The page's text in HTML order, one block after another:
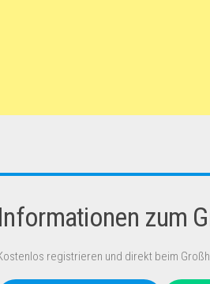
Informationen zum
registrieren und direkt beim